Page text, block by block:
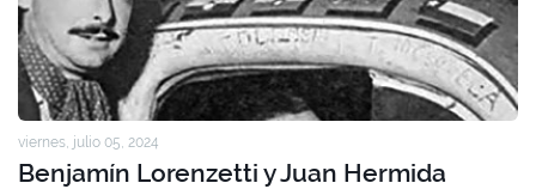
viernes, julio 05, 2024
Benjamín Lorenzetti y Juan Hermida